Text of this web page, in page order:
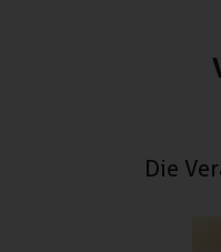
Die